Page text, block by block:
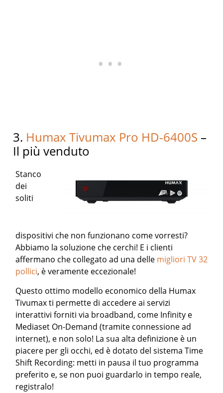
3. Humax Tivumax Pro HD-6400S –
Il più venduto
Stanco
dei
soliti
dispositivi che non funzionano come vorresti?
Abbiamo la soluzione che cerchi! E i clienti
affermano che collegato ad una delle migliori TV 32
pollici, è veramente eccezionale!
Questo ottimo modello economico della Humax
Tivumax ti permette di accedere ai servizi
interattivi forniti via broadband, come Infinity e
Mediaset On-Demand (tramite connessione ad
internet), e non solo! La sua alta definizione è un
piacere per gli occhi, ed è dotato del sistema Time
Shift Recording: metti in pausa il tuo programma
preferito e, se non puoi guardarlo in tempo reale,
registralo!